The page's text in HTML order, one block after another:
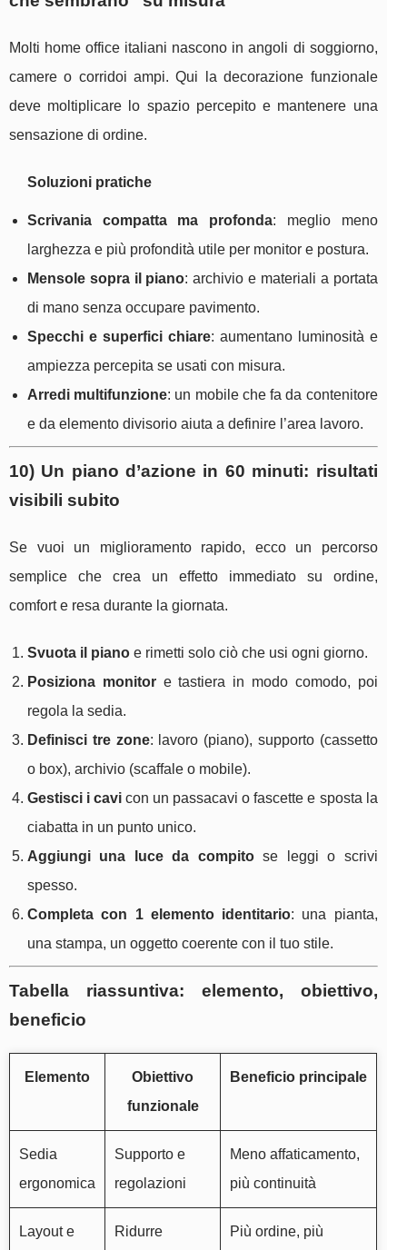
Molti home office italiani nascono in angoli di soggiorno,
camere o corridoi ampi. Qui la decorazione funzionale
deve moltiplicare lo spazio percepito e mantenere una
sensazione di ordine.
Soluzioni pratiche
Scrivania compatta ma profonda: meglio meno
larghezza e più profondità utile per monitor e postura.
Mensole sopra il piano: archivio e materiali a portata
di mano senza occupare pavimento.
Specchi e superfici chiare: aumentano luminosità e
ampiezza percepita se usati con misura.
Arredi multifunzione: un mobile che fa da contenitore
e da elemento divisorio aiuta a definire l’area lavoro.
10) Un piano d’azione in 60 minuti: risultati
visibili subito
Se vuoi un miglioramento rapido, ecco un percorso
semplice che crea un effetto immediato su ordine,
comfort e resa durante la giornata.
Svuota il piano e rimetti solo ciò che usi ogni giorno.
Posiziona monitore tastiera in modo comodo, poi
regola la sedia.
Definisci tre zone: lavoro (piano), supporto (cassetto
o box), archivio (scaffale o mobile).
Gestisci i cavi con un passacavi o fascette e sposta la
ciabatta in un punto unico.
Aggiungi una luce da compitose leggi o scrivi
spesso.
Completa con 1 elemento identitario: una pianta,
una stampa, un oggetto coerente con il tuo stile.
Tabella riassuntiva: elemento, obiettivo,
beneficio
Elemento
Obiettivo
funzionale
Beneficio principale
Sedia
ergonomica
Supporto e
regolazioni
Meno affaticamento,
più continuità
Layout e
Ridurre
Più ordine, più